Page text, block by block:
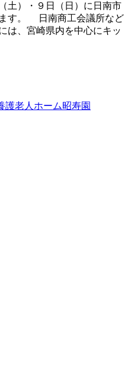
土）・９日（日）に日南市
す。 日南商工会議所など
は、宮崎県内を中心にキッ